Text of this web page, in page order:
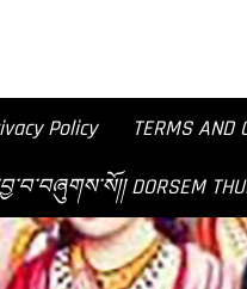
Policy TERMS AND
DORSEM